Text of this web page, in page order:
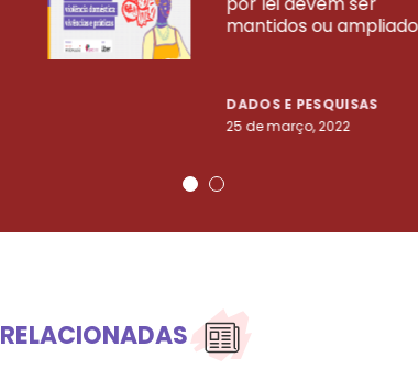
mantidos ou
DADOS E PESQUISAS
25 de março, 2022
RELACIONADAS